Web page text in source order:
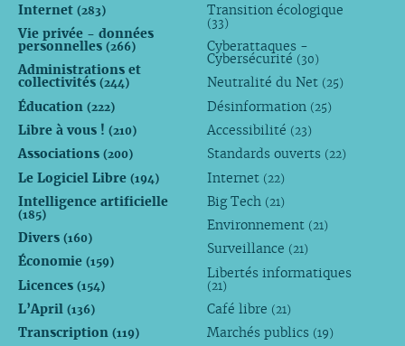
Internet (283)
Vie privée - données
personnelles (266)
Administrations et
collectivités (244)
Éducation (222)
Libre à vous ! (210)
Associations (200)
Le Logiciel Libre (194)
Intelligence artificielle
(185)
Divers (160)
Économie (159)
Licences (154)
L’April (136)
Transcription (119)
Transition écologique
(33)
Cyberattaques -
Cybersécurité (30)
Neutralité du Net (25)
Désinformation (25)
Accessibilité (23)
Standards ouverts (22)
Internet (22)
Big Tech (21)
Environnement (21)
Surveillance (21)
Libertés informatiques
(21)
Café libre (21)
Marchés publics (19)